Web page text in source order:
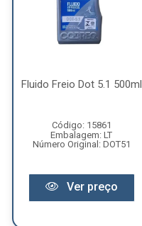
Fluido Freio Dot 5.1 500ml
Código: 15861
Embalagem: LT
Número Original: DOT51
Ver preço